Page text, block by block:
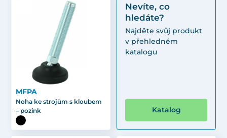
MFPA
Noha ke strojům s kloubem
– pozink
Nevíte, co
hledáte?
Najděte svůj produkt
v přehledném
katalogu
Katalog